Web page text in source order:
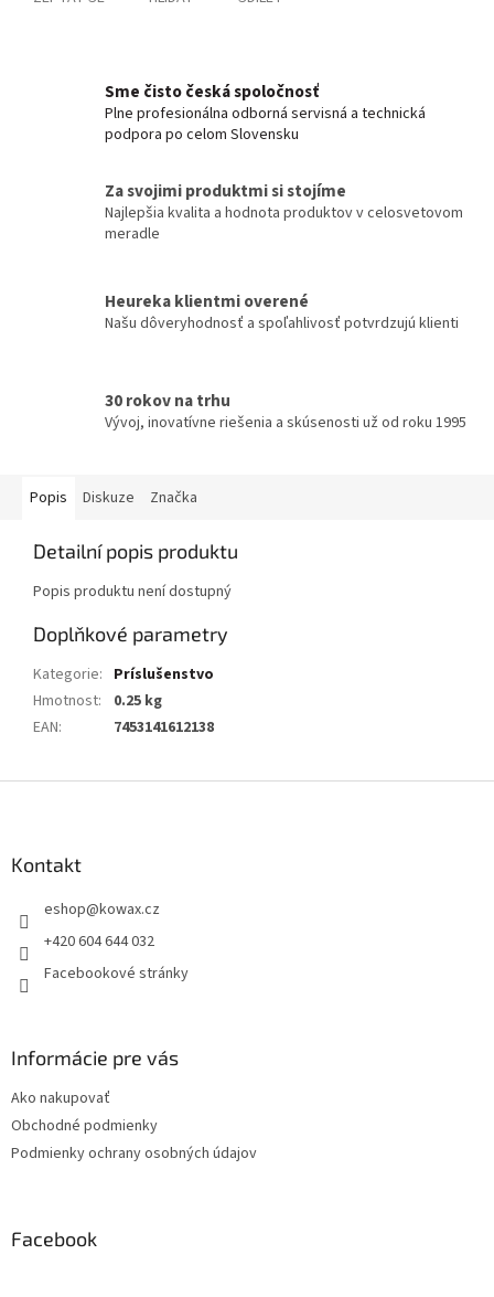
Sme čisto česká spoločnosť
Plne profesionálna odborná servisná a technická
podpora po celom Slovensku
Za svojimi produktmi si stojíme
Najlepšia kvalita a hodnota produktov v celosvetovom
meradle
Heureka klientmi overené
Našu dôveryhodnosť a spoľahlivosť potvrdzujú klienti
30 rokov na trhu
Vývoj, inovatívne riešenia a skúsenosti už od roku 1995
Popis Diskuze Značka
Detailní popis produktu
Popis produktu není dostupný
Doplňkové parametry
Kategorie: Príslušenstvo
Hmotnost:
0.25 kg
EAN: 7453141612138
Kontakt
eshop@kowax.cz
+420 604 644 032
Facebookové stránky
Informácie pre vás
Ako nakupovať
Obchodné podmienky
Podmienky ochrany osobných údajov
Facebook